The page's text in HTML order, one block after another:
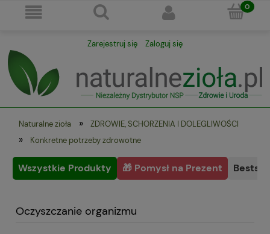
Zarejestruj się Zaloguj się
Naturalne zioła » ZDROWIE, SCHORZENIA I DOLEGLIWOŚCI
» Konkretne potrzeby zdrowotne
Wszystkie Produkty 🎁 Pomysł na Prezent
Oczyszczanie organizmu